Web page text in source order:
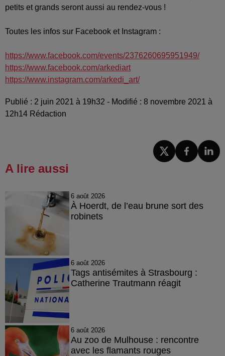
petits et grands seront aussi au rendez-vous !
Toutes les infos sur Facebook et Instagram :
https://www.facebook.com/events/2376260695951949/
https://www.facebook.com/arkediart
https://www.instagram.com/arkedi_art/
Publié : 2 juin 2021 à 19h32 - Modifié : 8 novembre 2021 à
12h14 Rédaction
A lire aussi
6 août 2026
À Hoerdt, de l’eau brune sort des
robinets
6 août 2026
Tags antisémites à Strasbourg :
Catherine Trautmann réagit
6 août 2026
Au zoo de Mulhouse : rencontre
avec les flamants rouges